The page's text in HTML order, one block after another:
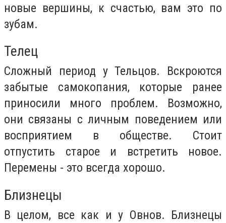
новые вершины, к счастью, вам это по
зубам.
Телец
Сложный период у Тельцов. Вскроются
забытые самокопания, которые ранее
приносили много проблем. Возможно,
они связаны с личным поведением или
восприятием в обществе. Стоит
отпустить старое и встретить новое.
Перемены - это всегда хорошо.
Близнецы
В целом, все как и у Овнов. Близнецы